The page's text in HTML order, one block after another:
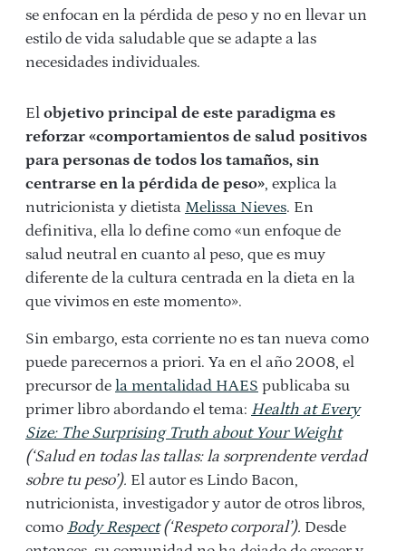
se enfocan en la pérdida de peso y no en llevar un
estilo de vida saludable que se adapte a las
necesidades individuales.
El objetivo principal de este paradigma es
reforzar «comportamientos de salud positivos
para personas de todos los tamaños, sin
centrarse en la pérdida de peso», explica la
nutricionista y dietista Melissa Nieves. En
definitiva, ella lo define como «un enfoque de
salud neutral en cuanto al peso, que es muy
diferente de la cultura centrada en la dieta en la
que vivimos en este momento».
Sin embargo, esta corriente no es tan nueva como
puede parecernos a priori. Ya en el año 2008, el
precursor de la mentalidad HAES publicaba su
primer libro abordando el tema: Health at Every
Size: The Surprising Truth about Your Weight
(‘Salud en todas las tallas: la sorprendente verdad
sobre tu peso’). El autor es Lindo Bacon,
nutricionista, investigador y autor de otros libros,
como Body Respect(‘Respeto corporal’). Desde